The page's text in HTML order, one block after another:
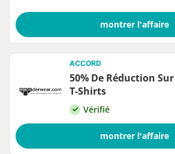
montrer l'affaire
ACCORD
50% De Réduction
T-Shirts
Vérifié
montrer l'affaire